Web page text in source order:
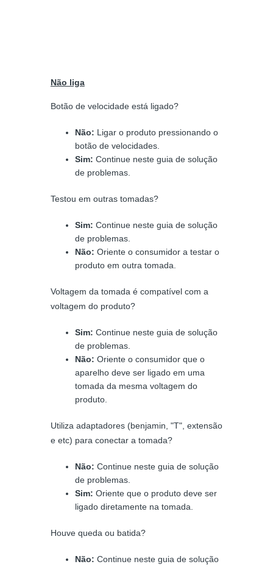
Não liga
Botão de velocidade está ligado?
Não: Ligar o produto pressionando o
botão de velocidades.
Sim: Continue neste guia de solução
de problemas.
Testou em outras tomadas?
Sim: Continue neste guia de solução
de problemas.
Não: Oriente o consumidor a testar o
produto em outra tomada.
Voltagem da tomada é compatível com a
voltagem do produto?
Sim: Continue neste guia de solução
de problemas.
Não: Oriente o consumidor que o
aparelho deve ser ligado em uma
tomada da mesma voltagem do
produto.
Utiliza adaptadores (benjamin, "T", extensão
e etc) para conectar a tomada?
Não: Continue neste guia de solução
de problemas.
Sim: Oriente que o produto deve ser
ligado diretamente na tomada.
Houve queda ou batida?
Não: Continue neste guia de solução